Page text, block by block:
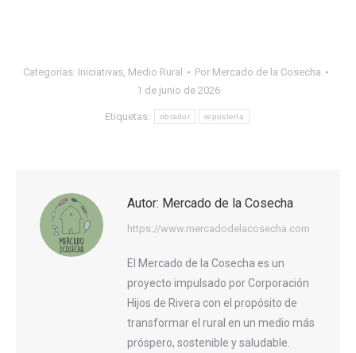
Categorías: Iniciativas, Medio Rural Por Mercado de la Cosecha
1 de junio de 2026
Etiquetas: obrador repostería
Autor: Mercado de la Cosecha
https://www.mercadodelacosecha.com
El Mercado de la Cosecha es un
proyecto impulsado por Corporación
Hijos de Rivera con el propósito de
transformar el rural en un medio más
próspero, sostenible y saludable.